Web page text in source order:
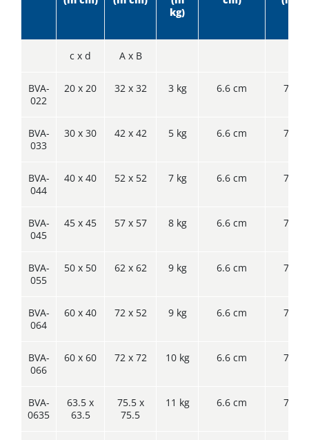
kg)
c x d A x B
BVA-
022
20 x 20 32 x 32 3 kg 6.6 cm 7.6
BVA-
033
30 x 30 42 x 42 5 kg 6.6 cm 7.6
BVA-
044
40 x 40 52 x 52 7 kg 6.6 cm 7.6
BVA-
045
45 x 45 57 x 57 8 kg 6.6 cm 7.6
BVA-
055
50 x 50 62 x 62 9 kg 6.6 cm 7.6
BVA-
064
60 x 40 72 x 52 9 kg 6.6 cm 7.6
BVA-
066
60 x 60 72 x 72 10 kg 6.6 cm 7.6
BVA-
0635
63.5 x
63.5
75.5 x
75.5
11 kg 6.6 cm 7.6